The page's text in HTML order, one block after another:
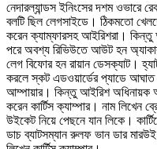
নেদারল্যান্ডস ইনিংসের দশম ওভারে
বলটি ছিল লেগসাইডে। ঠিকমতো
করেন ক্যাম্ফারসহ আইরিশরা। কিন্তু
পরে অবশ্য রিভিউতে আউট হন
লেগ বিফোর হন রায়ান ডেসক্যাট।
করলে স্কট এডওয়ার্ডের প্যাডে আঘাত
আম্পায়ার। কিন্তু আইরিশ অধিনায়ক
করেন কার্টিস ক্যাম্পার। নাম লিখেন
উইকেট নিয়ে পেছনে যান লিকে।
ডাচ ব্যাটসম্যান রুলফ ভান ডার